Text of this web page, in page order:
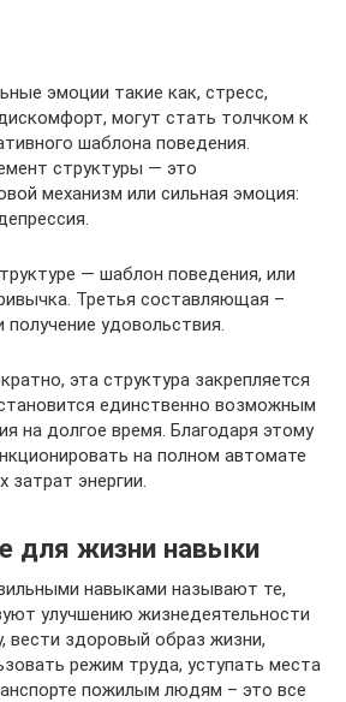
эмоции такие как, стресс,
могут стать толчком к
шаблона поведения.
структуры — это
механизм или сильная эмоция:
— шаблон поведения, или
Третья составляющая –
удовольствия.
эта структура закрепляется
единственно возможным
на долгое время. Благодаря этому
на полном автомате
энергии.
для жизни навыки
навыками называют те,
улучшению жизнедеятельности
вести здоровый образ жизни,
режим труда, уступать места
пожилым людям – это все